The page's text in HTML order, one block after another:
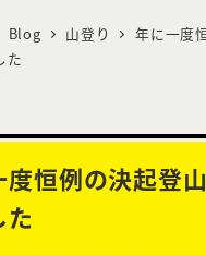
Blog 山登り
年に一度
た
度恒例の決起登
た